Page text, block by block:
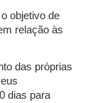
objetivo de
relação às
das próprias
dias para